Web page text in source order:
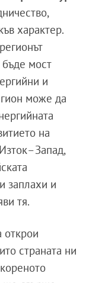
характер.
мост
и
може да
на
заплахи и
тя.
открои
страната ни